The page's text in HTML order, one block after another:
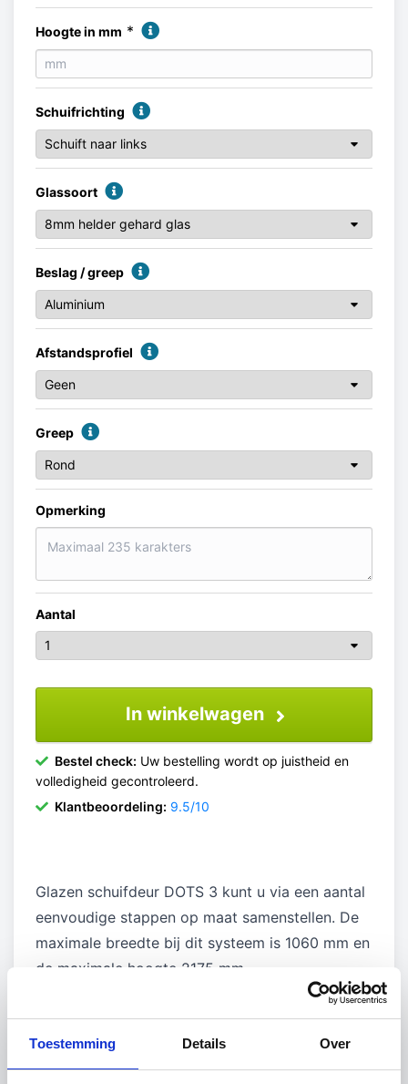
Toestemming Details Over
Hoogte in mm *
Schuifrichting
Glassoort
Beslag / greep
Afstandsprofiel
Greep
Opmerking
Aantal
In winkelwagen
Bestel check: Uw bestelling wordt op juistheid en
volledigheid gecontroleerd.
Klantbeoordeling: 9.5/10
Glazen schuifdeur DOTS 3 kunt u via een aantal
eenvoudige stappen op maat samenstellen. De
maximale breedte bij dit systeem is 1060 mm en
de maximale hoogte 2175 mm.
In het midden van de matglazen deur zorgen de
helder glazen cirkel voor een speels karakter.
U kunt voor het glas kiezen tussen standaard
helder glas of extra helder glas. In beide